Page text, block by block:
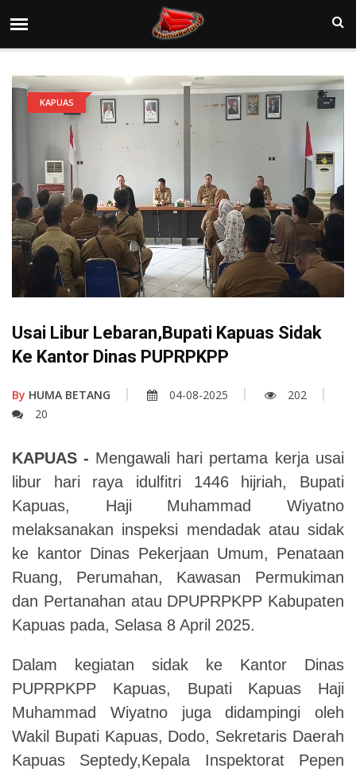
KAPUAS
Usai Libur Lebaran,Bupati Kapuas Sidak
Ke Kantor Dinas PUPRPKPP
By HUMA BETANG 04-08-2025
202
20
KAPUAS- Mengawali hari pertama kerja usai
libur hari raya idulfitri 1446 hijriah, Bupati
Kapuas, Haji Muhammad Wiyatno
melaksanakan inspeksi mendadak atau sidak
ke kantor Dinas Pekerjaan Umum, Penataan
Ruang,
Perumahan, Kawasan Permukiman
dan Pertanahan atau DPUPRPKPP Kabupaten
Kapuas pada, Selasa 8 April 2025.
Dalam kegiatan sidak ke Kantor Dinas
PUPRPKPP Kapuas, Bupati Kapuas Haji
Muhammad Wiyatno juga didampingi oleh
Wakil Bupati Kapuas, Dodo, Sekretaris Daerah
Kapuas Septedy,Kepala Inspektorat Pepen